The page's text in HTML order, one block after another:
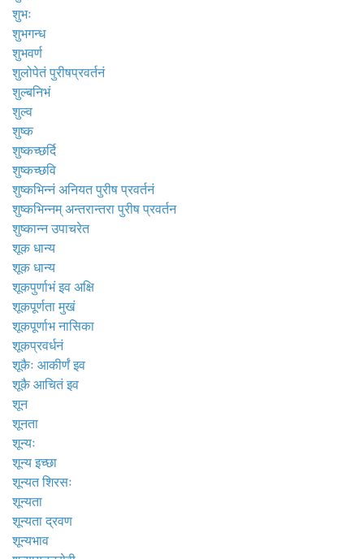
शुभः
शुभगन्ध
शुभवर्ण
शुलोपेतं पुरीषप्रवर्तनं
शुल्बनिभं
शुल्व
शुष्क
शुष्कच्छर्दि
शुष्कच्छवि
शुष्कभिन्नं अनियत पुरीष प्रवर्तनं
शुष्कभिन्नम् अन्तरान्तरा पुरीष प्रवर्तन
शुष्कान्न उपाचरेत
शूक धान्य
शूक धान्य
शूकपुर्णाभं इव अक्षि
शूकपूर्णता मुखं
शूकपूर्णाभ नासिका
शूकप्रवर्धनं
शूकैः आकीर्णं इव
शूकै आचितं इव
शून
शूनता
शून्यः
शून्य इच्छा
शून्यत शिरसः
शून्यता
शून्यता द्रवण
शून्यभाव